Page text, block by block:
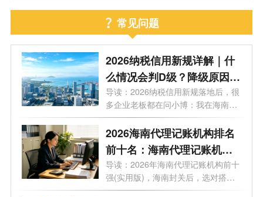
常见问题
2026纳税信用新规详解｜什
么情况会判D级？降级原因及
信用修复方法
导读：2026纳税信用新规落地后，很
多企业老板都在问小博：我在海南的
企业...
2026海南代理记账机构排名
前十名：海南代理记账机构
哪家好？
导读：2026年海南代理记账机构前十
强(实用版)，海南封关后，选对搭档
可以少...